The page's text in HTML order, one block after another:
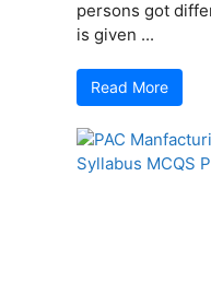
persons got
is given ...
Read More